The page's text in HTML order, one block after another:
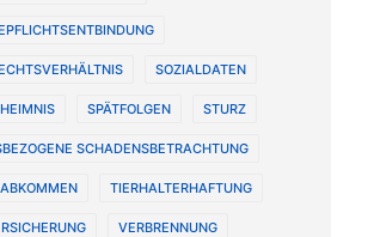
SOZIALDATEN
SPÄTFOLGEN STURZ
SCHADENSBETRACHTUNG
TIERHALTERHAFTUNG
VERBRENNUNG